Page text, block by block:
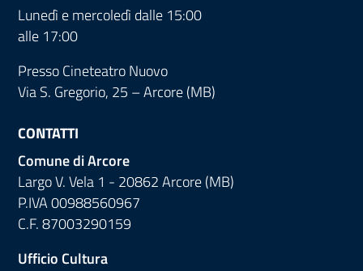
Lunedì e mercoledì dalle 15:00
alle 17:00
Presso Cineteatro Nuovo
Via S. Gregorio, 25 – Arcore (MB)
CONTATTI
Comune di Arcore
Largo V. Vela 1 - 20862 Arcore (MB)
P.IVA 00988560967
C.F. 87003290159
Ufficio Cultura